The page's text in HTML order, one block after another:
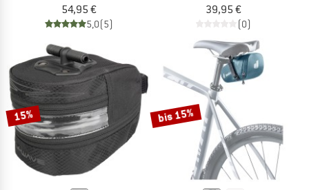
54,95 €
5,0(5)
39,95 €
(0)
15% bis 15%